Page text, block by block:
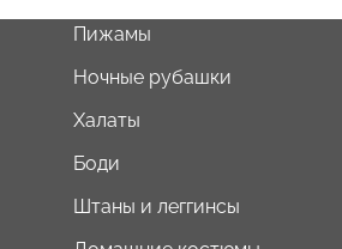
Пижамы
Ночные рубашки
Халаты
Боди
Штаны и леггинсы